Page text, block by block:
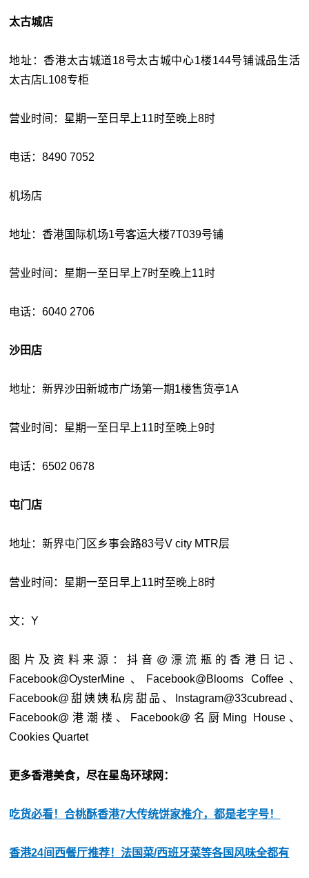
太古城店
地址：香港太古城道18号太古城中心1楼144号铺诚品生活
太古店L108专柜
营业时间：星期一至日早上11时至晚上8时
电话：8490 7052
机场店
地址：香港国际机场1号客运大楼7T039号铺
营业时间：星期一至日早上7时至晚上11时
电话：6040 2706
沙田店
地址：新界沙田新城市广场第一期1楼售货亭1A
营业时间：星期一至日早上11时至晚上9时
电话：6502 0678
屯门店
地址：新界屯门区乡事会路83号V city MTR层
营业时间：星期一至日早上11时至晚上8时
文：Y
图片及资料来源：抖音@漂流瓶的香港日记、
Facebook@OysterMine、Facebook@Blooms Coffee、
Facebook@甜姨姨私房甜品、Instagram@33cubread、
Facebook@港潮楼、Facebook@名厨Ming House、
Cookies Quartet
更多香港美食，尽在星岛环球网：
吃货必看！合桃酥香港7大传统饼家推介，都是老字号！
香港24间西餐厅推荐！法国菜/西班牙菜等各国风味全都有